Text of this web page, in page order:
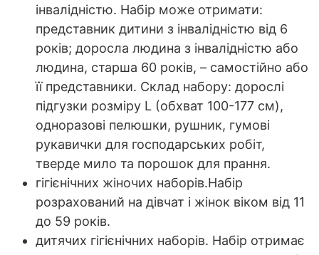
інвалідністю. Набір може отримати:
представник дитини з інвалідністю від 6
років; доросла людина з інвалідністю або
людина, старша 60 років, – самостійно або
її представники. Склад набору: дорослі
підгузки розміру L (обхват 100-177 см),
одноразові пелюшки, рушник, гумові
рукавички для господарських робіт,
тверде мило та порошок для прання.
гігієнічних жіночих наборів.Набір
розрахований на дівчат і жінок віком від 11
до 59 років.
дитячих гігієнічних наборів. Набір отримає